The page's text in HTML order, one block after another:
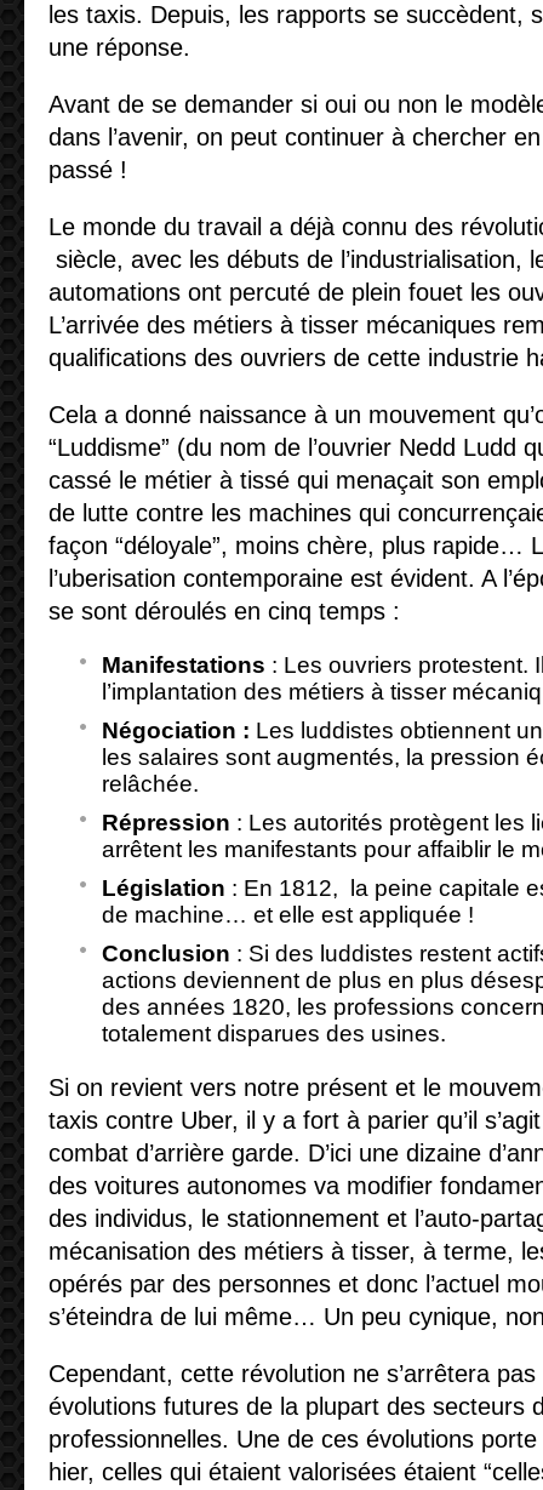
les taxis. Depuis, les rapports se succèdent,
une réponse.
Avant de se demander si oui ou non le
dans l’avenir, on peut continuer à chercher
passé !
Le monde du travail a déjà connu des
siècle, avec les débuts de l’industrialisation,
automations ont percuté de plein fouet les
L’arrivée des métiers à tisser mécaniques
qualifications des ouvriers de cette industrie
Cela a donné naissance à un mouvement
“Luddisme” (du nom de l’ouvrier Nedd Ludd
cassé le métier à tissé qui menaçait son
de lutte contre les machines qui
façon “déloyale”, moins chère, plus rapide…
l’uberisation contemporaine est évident. A
se sont déroulés en cinq temps :
Manifestations : Les ouvriers protestent.
l’implantation des métiers à tisser
Négociation : Les luddistes obtiennent
les salaires sont augmentés, la pression
relâchée.
Répression : Les autorités protègent les
arrêtent les manifestants pour affaiblir le
Législation : En 1812, la peine capitale
de machine… et elle est appliquée !
Conclusion : Si des luddistes restent
actions deviennent de plus en plus
des années 1820, les professions
totalement disparues des usines.
Si on revient vers notre présent et le
taxis contre Uber, il y a fort à parier qu’il s’agit
combat d’arrière garde. D’ici une dizaine
des voitures autonomes va modifier
des individus, le stationnement et l’auto-
mécanisation des métiers à tisser, à terme,
opérés par des personnes et donc l’actuel
s’éteindra de lui même… Un peu cynique,
Cependant, cette révolution ne s’arrêtera
évolutions futures de la plupart des secteurs
professionnelles. Une de ces évolutions
hier, celles qui étaient valorisées étaient